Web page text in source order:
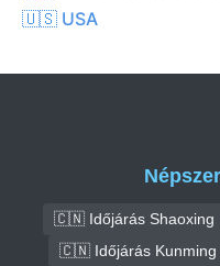
🇺🇸 USA
🇨🇳 Időjárás Shaoxing
🇨🇳 Időjárás Kunming